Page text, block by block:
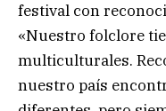
festival con
«Nuestro folclore
multiculturales.
nuestro país